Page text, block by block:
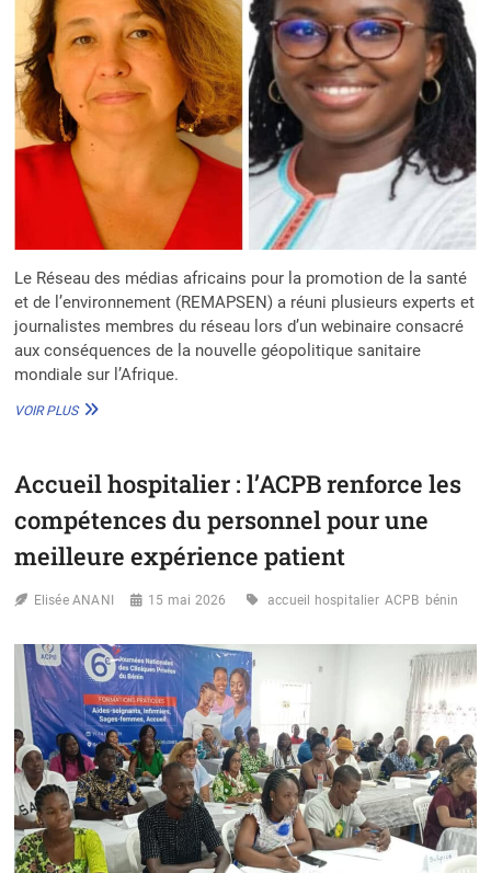
Le Réseau des médias africains pour la promotion de la santé
et de l’environnement (REMAPSEN) a réuni plusieurs experts et
journalistes membres du réseau lors d’un webinaire consacré
aux conséquences de la nouvelle géopolitique sanitaire
mondiale sur l’Afrique.
VOIR PLUSGÉOPOLITIQUE
FACE
NOUVEAUX
MONDIAUX
Accueil hospitalier : l’ACPB renforce les
compétences du personnel pour une
meilleure expérience patient
Elisée ANANI 15 mai 2026 accueil hospitalier ACPB bénin